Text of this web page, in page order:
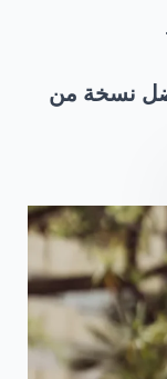
نسخة من